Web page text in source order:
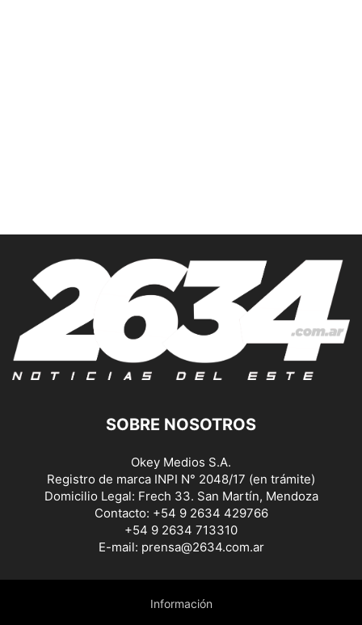
SOBRE NOSOTROS
Okey Medios S.A.
Registro de marca INPI N° 2048/17 (en trámite)
Domicilio Legal: Frech 33. San Martín, Mendoza
Contacto: +54 9 2634 429766
+54 9 2634 713310
E-mail: prensa@2634.com.ar
Información